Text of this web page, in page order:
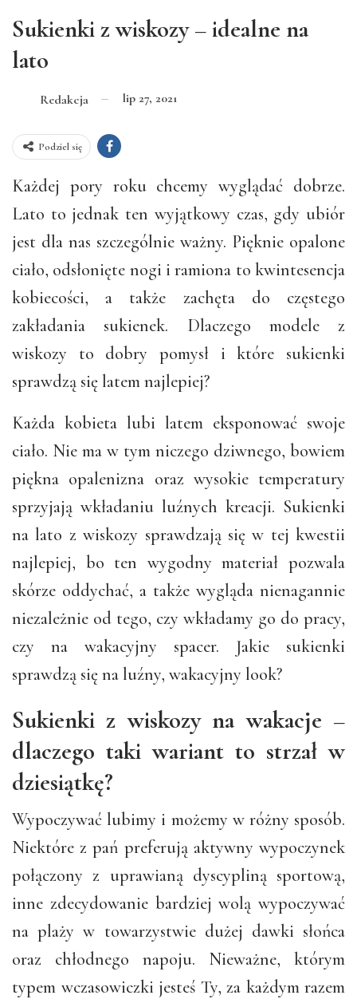
Sukienki z wiskozy – idealne na
lato
Redakcja lip 27, 2021
Podziel się
Każdej pory roku chcemy wyglądać dobrze.
Lato to jednak ten wyjątkowy czas, gdy ubiór
jest dla nas szczególnie ważny. Pięknie opalone
ciało, odsłonięte nogi i ramiona to kwintesencja
kobiecości, a także zachęta do częstego
zakładania sukienek. Dlaczego modele z
wiskozy to dobry pomysł i które sukienki
sprawdzą się latem najlepiej?
Każda kobieta lubi latem eksponować swoje
ciało. Nie ma w tym niczego dziwnego, bowiem
piękna opalenizna oraz wysokie temperatury
sprzyjają wkładaniu luźnych kreacji. Sukienki
na lato z wiskozy sprawdzają się w tej kwestii
najlepiej, bo ten wygodny materiał pozwala
skórze oddychać, a także wygląda nienagannie
niezależnie od tego, czy wkładamy go do pracy,
czy na wakacyjny spacer. Jakie sukienki
sprawdzą się na luźny, wakacyjny look?
Sukienki z wiskozy na wakacje –
dlaczego taki wariant to strzał w
dziesiątkę?
Wypoczywać lubimy i możemy w różny sposób.
Niektóre z pań preferują aktywny wypoczynek
połączony z uprawianą dyscypliną sportową,
inne zdecydowanie bardziej wolą wypoczywać
na plaży w towarzystwie dużej dawki słońca
oraz chłodnego napoju. Nieważne, którym
typem wczasowiczki jesteś Ty, za każdym razem